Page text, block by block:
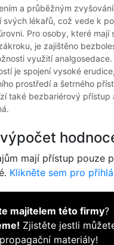
a průběžným
svých lékařů, což vede k
Pro osoby, které mají
je zajištěno
využití analgosedace.
je spojení vysoké erudice,
prostředí a šetrného
také bezbariérový přístup
mají přístup pouze
Klikněte sem pro
majitelem této firmy?
Zjistěte jestli
propagační materiály!